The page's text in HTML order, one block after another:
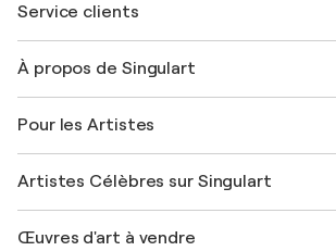
Service clients
Expédition
Offrir une carte cadeau
Rejoignez notre programme commercial
Mon compte
+33 1 76 44 06 42
À propos de Singulart
FAQ
Magazine Singulart
Emplois
Découvrez une sélection d'art original
Pour les Artistes
Se connecter en tant qu'Artiste
Artistes Célèbres sur Singulart
Marc Chagall
Œuvres d'art à vendre